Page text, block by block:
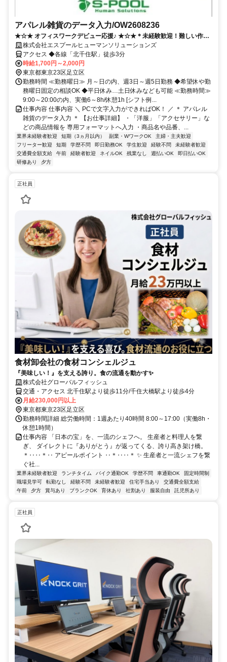
アパレル雑貨のデータ入力/OW2608236
★☆★ オフィスワークデビュー応援♪ ★☆★＊未経験歓迎！難しい作業
なし◎ 残業なし・週3日～OK！髪色自由・ネイル・ピアス・ひげOK＆
服装自由で私服勤務OK♪
株式会社エスプールヒューマンソリューションズ
アクセス ◆各線「北千住駅」徒歩3分
時給1,700円～2,000円
東京都東京23区足立区
勤務時間 ≪勤務曜日≫ 月～日の内、週3日～週5日勤務 ◆希望休や勤
務曜日固定の相談OK ◆平日休み…土日休みなども可能 ≪勤務時間≫
9:00～20:00の内、実働6～8h/休憩1h [シフト例...
仕事内容 仕事内容 ＼ PCで文字入力ができればOK！ ／ ＊ アパレル
雑貨のデータ入力 ＊ 【お仕事詳細】 ・「洋服」「アクセサリー」な
どの商品情報を 専用フォーマットへ入力 ・商品名や品番、...
業界未経験者歓迎 短期（3ヵ月以内） 副業・WワークOK
主婦・主夫歓迎
フリーター歓迎
短期 学歴不問 即日勤務OK 学生歓迎 経験不問
未経験者歓迎
交通費全額支給
午前 経験者歓迎 ネイルOK 残業なし 週払いOK
即日払いOK
研修あり
夕方
正社員
食材卸会社の食材コンシェルジュ
『美味しい！』を支える誇り。食の流通を動かす✨
株式会社グローバルフィッシュ
交通・アクセス 北千住駅より徒歩11分/千住大橋駅より徒歩4分
月給230,000円以上
東京都東京23区足立区
勤務時間詳細 総労働時間：1週あたり40時間 8:00～17:00（実働8h・
休憩1時間）
仕事内容 「日本の宝」を、一流のシェフへ。 生産者と料理人を繋
ぎ、 ダイレクトに『ありがとう』が返ってくる、誇り高き架け橋。
＊‥‥＊‥ アピールポイント ‥＊‥‥＊ ✨ 生産者と一流シェフを繋
ぐ社...
業界未経験者歓迎 ランチタイム バイク通勤OK 学歴不問 車通勤OK
固定時間制
職場見学可
転勤なし 経験不問 未経験者歓迎 住宅手当あり
交通費全額支給
午前
夕方 賞与あり ブランクOK 育休あり 社割あり 服装自由 託児所あり
正社員